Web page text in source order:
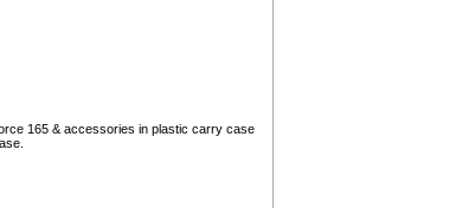
165 & accessories in plastic carry case